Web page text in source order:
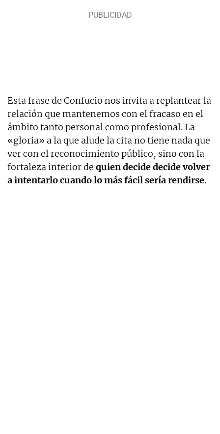
Esta frase de Confucio nos invita a replantear la
relación que mantenemos con el fracaso en el
ámbito tanto personal como profesional. La
«gloria» a la que alude la cita no tiene nada que
ver con el reconocimiento público, sino con la
fortaleza interior de quien decide decide volver
a intentarlo cuando lo más fácil sería rendirse.